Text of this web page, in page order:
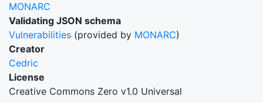
MONARC
Validating JSON schema
Vulnerabilities (provided by MONARC)
Creator
Cedric
License
Creative Commons Zero v1.0 Universal